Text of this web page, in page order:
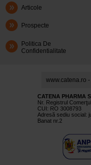
Articole
Prospecte
Politica De
Confidentialitate
www.catena.ro
CATENA PHARMA
Nr. Registrul
CUI: RO 3008793
Adresă sediu social:
Banat nr.2